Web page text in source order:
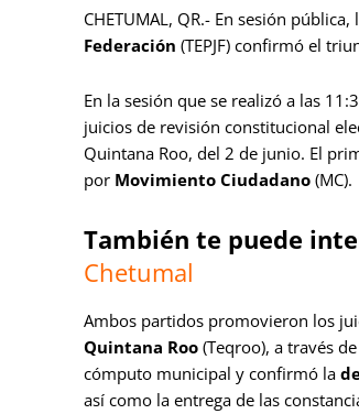
CHETUMAL, QR.- En sesión pública,
Federación (TEPJF) confirmó el
En la sesión que se realizó a las
juicios de revisión constitucional
Quintana Roo, del 2 de junio. El
por Movimiento Ciudadano (MC).
También te puede
Chetumal
Ambos partidos promovieron los
Quintana Roo (Teqroo), a través
cómputo municipal y confirmó la
así como la entrega de las